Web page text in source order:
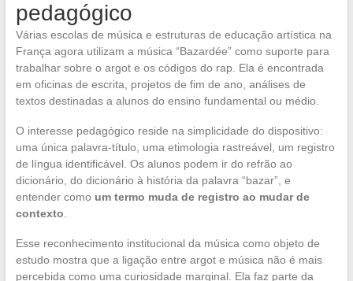
pedagógico
Várias escolas de música e estruturas de educação artística na
França agora utilizam a música “Bazardée” como suporte para
trabalhar sobre o argot e os códigos do rap. Ela é encontrada
em oficinas de escrita, projetos de fim de ano, análises de
textos destinadas a alunos do ensino fundamental ou médio.
O interesse pedagógico reside na simplicidade do dispositivo:
uma única palavra-título, uma etimologia rastreável, um registro
de língua identificável. Os alunos podem ir do refrão ao
dicionário, do dicionário à história da palavra “bazar”, e
entender como um termo muda de registro ao mudar de
contexto.
Esse reconhecimento institucional da música como objeto de
estudo mostra que a ligação entre argot e música não é mais
percebida como uma curiosidade marginal. Ela faz parte da